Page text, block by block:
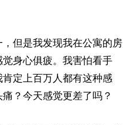
但是我发现我在公寓的房
身心俱疲。我害怕看手
定上百万人都有这种感
？今天感觉更差了吗？